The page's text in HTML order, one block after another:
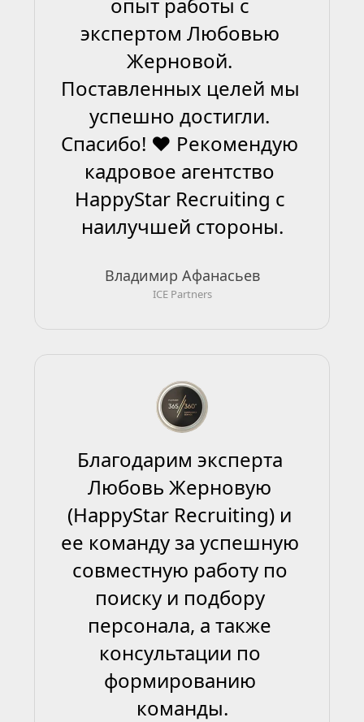
экспертом Любовью
Жерновой.
Поставленных целей мы
успешно достигли.
Спасибо! ❤ Рекомендую
кадровое агентство
HappyStar Recruiting с
наилучшей стороны.
Владимир Афанасьев
ICE Partners
Благодарим эксперта
Любовь Жерновую
(HappyStar Recruiting) и
ее команду за успешную
совместную работу по
поиску и подбору
персонала, а также
консультации по
формированию
команды.